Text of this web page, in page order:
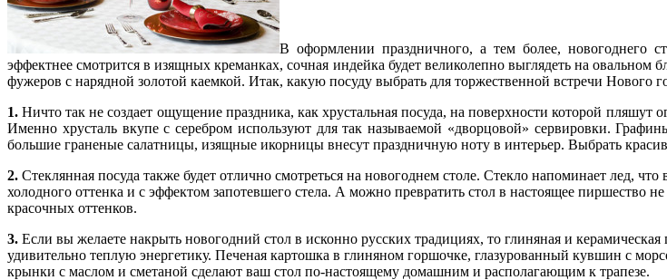
В оформлении праздничного, а тем более, новогоднего
эффектнее смотрится в изящных креманках, сочная индейка будет великолепно выглядеть на
фужеров с нарядной золотой каемкой. Итак, какую посуду выбрать для торжественной встречи Нового
1. Ничто так не создает ощущение праздника, как хрустальная посуда, на поверхности которой пляшут
Именно хрусталь вкупе с серебром используют для так называемой «дворцовой» сервировки.
большие граненые салатницы, изящные икорницы внесут праздничную ноту в интерьер. Выбрать
2. Стеклянная посуда также будет отлично смотреться на новогоднем столе. Стекло напоминает лед,
холодного оттенка и с эффектом запотевшего стела. А можно превратить стол в настоящее пиршество
красочных оттенков.
3. Если вы желаете накрыть новогодний стол в исконно русских традициях, то глиняная и
удивительно теплую энергетику. Печеная картошка в глиняном горшочке, глазурованный кувшин с
крынки с маслом и сметаной сделают ваш стол по-настоящему домашним и располагающим к трапезе.